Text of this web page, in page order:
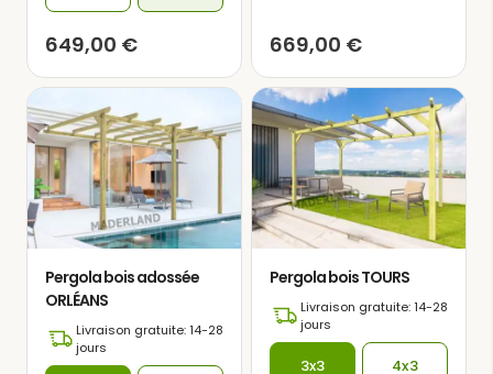
649,00 € 669,00 €
Pergola bois adossée
ORLÉANS
Livraison gratuite: 14-28
jours
Pergola bois TOURS
Livraison gratuite: 14-28
jours
3x3 4x3